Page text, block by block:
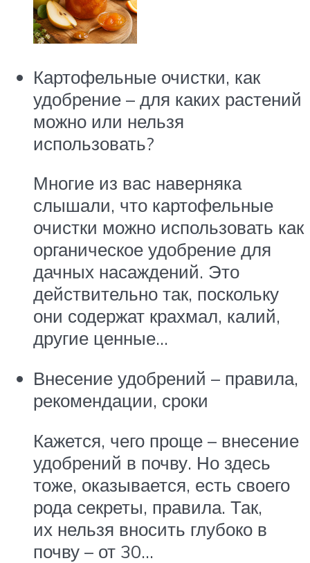
Картофельные очистки, как
удобрение – для каких растений
можно или нельзя
использовать?
Многие из вас наверняка
слышали, что картофельные
очистки можно использовать как
органическое удобрение для
дачных насаждений. Это
действительно так, поскольку
они содержат крахмал, калий,
другие ценные…
Внесение удобрений – правила,
рекомендации, сроки
Кажется, чего проще – внесение
удобрений в почву. Но здесь
тоже, оказывается, есть своего
рода секреты, правила. Так,
их нельзя вносить глубоко в
почву – от 30…